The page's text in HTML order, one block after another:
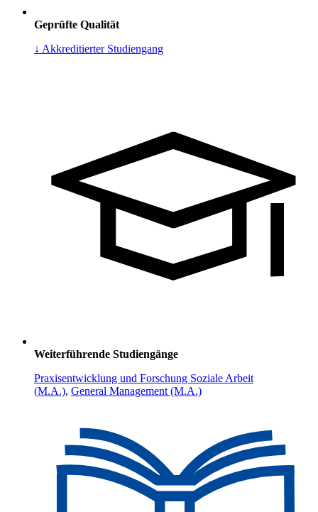
Geprüfte Qualität
↓ Akkreditierter Studiengang
Weiterführende Studiengänge
Praxisentwicklung und Forschung Soziale Arbeit
(M.A.), General Management (M.A.)